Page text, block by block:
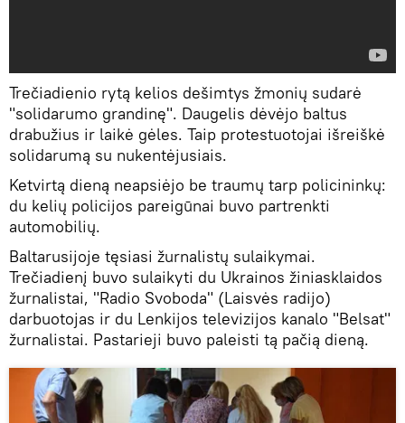
Trečiadienio rytą kelios dešimtys žmonių sudarė
"solidarumo grandinę". Daugelis dėvėjo baltus
drabužius ir laikė gėles. Taip protestuotojai išreiškė
solidarumą su nukentėjusiais.
Ketvirtą dieną neapsiėjo be traumų tarp policininkų:
du kelių policijos pareigūnai buvo partrenkti
automobilių.
Baltarusijoje tęsiasi žurnalistų sulaikymai.
Trečiadienį buvo sulaikyti du Ukrainos žiniasklaidos
žurnalistai, "Radio Svoboda" (Laisvės radijo)
darbuotojas ir du Lenkijos televizijos kanalo "Belsat"
žurnalistai. Pastarieji buvo paleisti tą pačią dieną.